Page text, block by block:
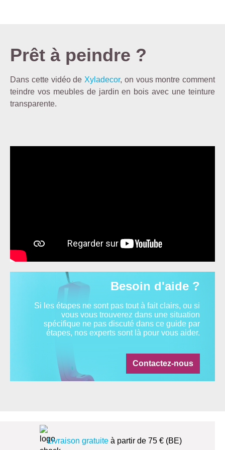
Prêt à peindre ?
Dans cette vidéo de Xyladecor, on vous montre comment
teindre vos meubles de jardin en bois avec une teinture
transparente.
Besoin d'aide ?
Si les étapes ne sont pas tout à fait clairs, ou si
vous vous trouverez dans une situation
spécifique ne pas discuté dans ce guide par
étapes, nos experts sont là pour vous aider.
Contactez-nous
Livraison gratuiteà partir de 75 € (BE)